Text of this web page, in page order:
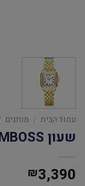
עמוד הבית / מותגים
שעון EMBOSS אופרה לאישה
₪3,390